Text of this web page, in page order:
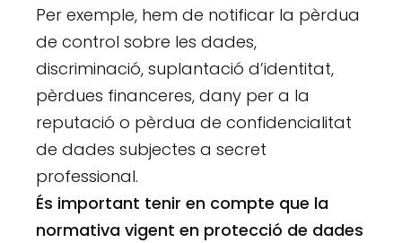
Per exemple, hem de notificar la pèrdua
de control sobre les dades,
discriminació, suplantació d’identitat,
pèrdues financeres, dany per a la
reputació o pèrdua de confidencialitat
de dades subjectes a secret
professional.
És important tenir en compte que la
normativa vigent en protecció de dades